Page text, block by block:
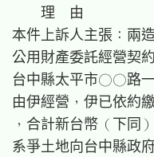
    理  由
本件上訴人主張：兩
公用財產委託經營契
台中縣太平市○○路一
由伊經營，伊已依約
，合計新台幣（下同
系爭土地向台中縣政